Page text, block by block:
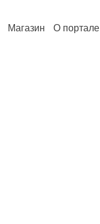
Магазин О портале